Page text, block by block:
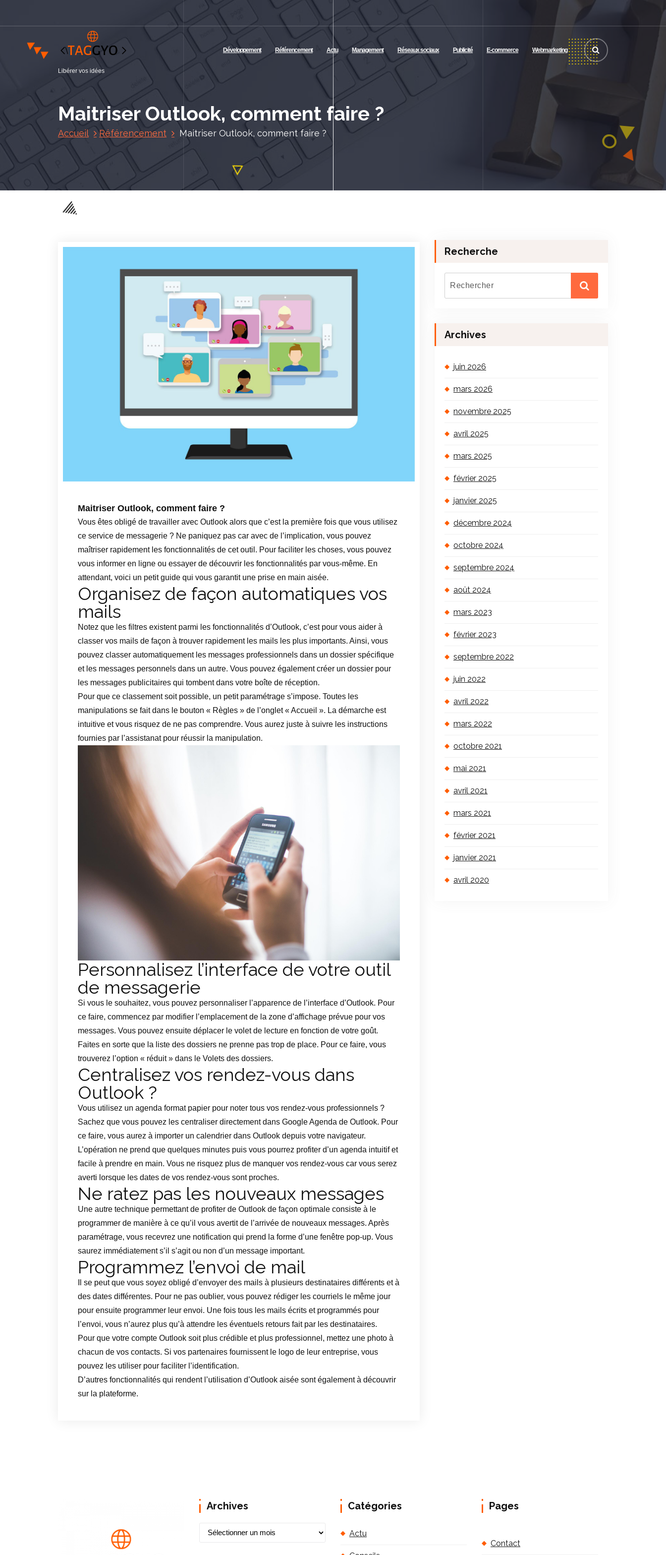
n
Libérer vos idées
Développement Référencement Actu Management Réseaux sociaux Publicité E-commerce Webmarketing
Maitriser Outlook, comment faire ?
Accueil Référencement Maitriser Outlook, comment faire ?
Maitriser Outlook, comment faire ?
Vous êtes obligé de travailler avec Outlook alors que c’est la première fois que vous utilisez
ce service de messagerie ? Ne paniquez pas car avec de l’implication, vous pouvez
maîtriser rapidement les fonctionnalités de cet outil. Pour faciliter les choses, vous pouvez
vous informer en ligne ou essayer de découvrir les fonctionnalités par vous-même. En
attendant, voici un petit guide qui vous garantit une prise en main aisée.
Organisez de façon automatiques vos
mails
Notez que les filtres existent parmi les fonctionnalités d’Outlook, c’est pour vous aider à
classer vos mails de façon à trouver rapidement les mails les plus importants. Ainsi, vous
pouvez classer automatiquement les messages professionnels dans un dossier spécifique
et les messages personnels dans un autre. Vous pouvez également créer un dossier pour
les messages publicitaires qui tombent dans votre boîte de réception.
Pour que ce classement soit possible, un petit paramétrage s’impose. Toutes les
manipulations se fait dans le bouton « Règles » de l’onglet « Accueil ». La démarche est
intuitive et vous risquez de ne pas comprendre. Vous aurez juste à suivre les instructions
fournies par l’assistanat pour réussir la manipulation.
Personnalisez l’interface de votre outil
de messagerie
Si vous le souhaitez, vous pouvez personnaliser l’apparence de l’interface d’Outlook. Pour
ce faire, commencez par modifier l’emplacement de la zone d’affichage prévue pour vos
messages. Vous pouvez ensuite déplacer le volet de lecture en fonction de votre goût.
Faites en sorte que la liste des dossiers ne prenne pas trop de place. Pour ce faire, vous
trouverez l’option « réduit » dans le Volets des dossiers.
Centralisez vos rendez-vous dans
Outlook ?
Vous utilisez un agenda format papier pour noter tous vos rendez-vous professionnels ?
Sachez que vous pouvez les centraliser directement dans Google Agenda de Outlook. Pour
ce faire, vous aurez à importer un calendrier dans Outlook depuis votre navigateur.
L’opération ne prend que quelques minutes puis vous pourrez profiter d’un agenda intuitif et
facile à prendre en main. Vous ne risquez plus de manquer vos rendez-vous car vous serez
averti lorsque les dates de vos rendez-vous sont proches.
Ne ratez pas les nouveaux messages
Une autre technique permettant de profiter de Outlook de façon optimale consiste à le
programmer de manière à ce qu’il vous avertit de l’arrivée de nouveaux messages. Après
paramétrage, vous recevrez une notification qui prend la forme d’une fenêtre pop-up. Vous
saurez immédiatement s’il s’agit ou non d’un message important.
Programmez l’envoi de mail
Il se peut que vous soyez obligé d’envoyer des mails à plusieurs destinataires différents et à
des dates différentes. Pour ne pas oublier, vous pouvez rédiger les courriels le même jour
pour ensuite programmer leur envoi. Une fois tous les mails écrits et programmés pour
l’envoi, vous n’aurez plus qu’à attendre les éventuels retours fait par les destinataires.
Pour que votre compte Outlook soit plus crédible et plus professionnel, mettez une photo à
chacun de vos contacts. Si vos partenaires fournissent le logo de leur entreprise, vous
pouvez les utiliser pour faciliter l’identification.
D’autres fonctionnalités qui rendent l’utilisation d’Outlook aisée sont également à découvrir
sur la plateforme.
Recherche
Archives
juin 2026
mars 2026
novembre 2025
avril 2025
mars 2025
février 2025
janvier 2025
décembre 2024
octobre 2024
septembre 2024
août 2024
mars 2023
février 2023
septembre 2022
juin 2022
avril 2022
mars 2022
octobre 2021
mai 2021
avril 2021
mars 2021
février 2021
janvier 2021
avril 2020
Archives Catégories
Actu
Pages
Contact